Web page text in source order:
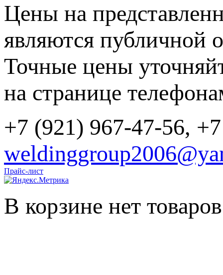
Цены на
являются публичной
Точные цены
на странице
+7 (921) 967-47-56,
Прайс-лист
В корзине нет товаров